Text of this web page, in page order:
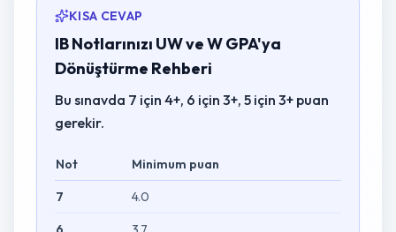
KISA CEVAP
IB Notlarınızı UW ve W GPA'ya
Dönüştürme Rehberi
Bu sınavda 7 için 4+, 6 için 3+, 5 için 3+ puan
gerekir.
Not Minimum puan
7 4.0